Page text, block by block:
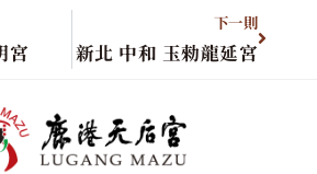
宮
下一則
新北 中和 玉勑龍延宮